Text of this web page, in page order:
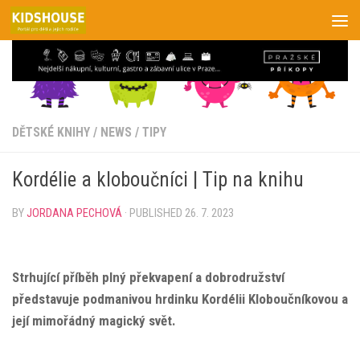
Skip to content
DĚTSKÉ KNIHY / NEWS / TIPY
Kordélie a kloboučníci | Tip na knihu
BYJORDANA PECHOVÁ · PUBLISHED 26. 7. 2023
Strhující příběh plný překvapení a dobrodružství
představuje podmanivou hrdinku Kordélii Kloboučníkovou a
její mimořádný magický svět.